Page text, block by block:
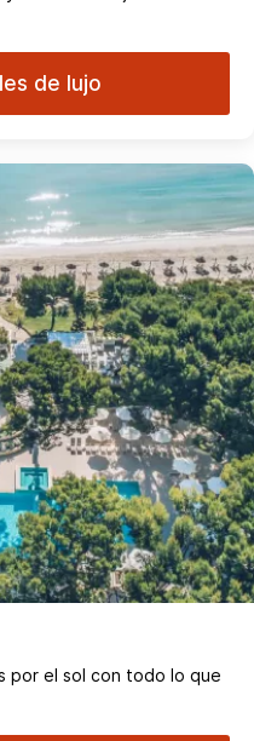
de lujo
por el sol con todo lo que